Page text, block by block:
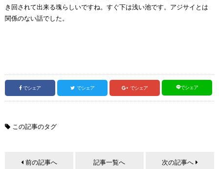
き回されて出来る塊らしいですね。すぐ下は浅い池です。アジサイとは
関係のない話でした。
でシェア でシェア でシェア でシェア
この記事のタグ
前の記事へ 記事一覧へ 次の記事へ